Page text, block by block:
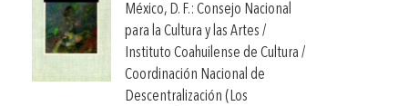
México, D. F.: Consejo Nacional
para la Cultura y las Artes /
Instituto Coahuilense de Cultura /
Coordinación Nacional de
Descentralización (Los